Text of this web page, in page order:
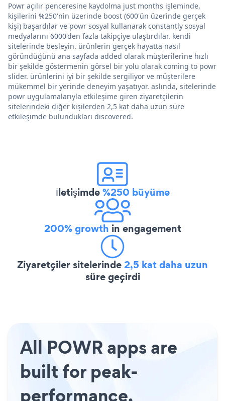
Powr açılır penceresine kaydolma just months işleminde,
kişilerini %250'nin üzerinde boost (600'ün üzerinde gerçek
kişi) başardılar ve powr sosyal kullanarak constantly sosyal
medyalarını 6000'den fazla takipçiye ulaştırdılar. kendi
sitelerinde besleyin. ürünlerin gerçek hayatta nasıl
göründüğünü ana sayfada added olarak müşterilerine hızlı
bir şekilde göstermenin görsel bir yolu olarak coming to powr
slider. ürünlerini iyi bir şekilde sergiliyor ve müşterilere
mükemmel bir yerinde deneyim yaşatıyor. aslında, sitelerinde
powr uygulamalarıyla etkileşime giren ziyaretçilerin
sitelerindeki diğer kişilerden 2,5 kat daha uzun süre
etkileşimde bulundukları discovered.
İletişimde%250 büyüme
200% growth in engagement
Ziyaretçiler sitelerinde2,5 kat daha uzun
süre geçirdi
All POWR apps are
built for peak-
performance.